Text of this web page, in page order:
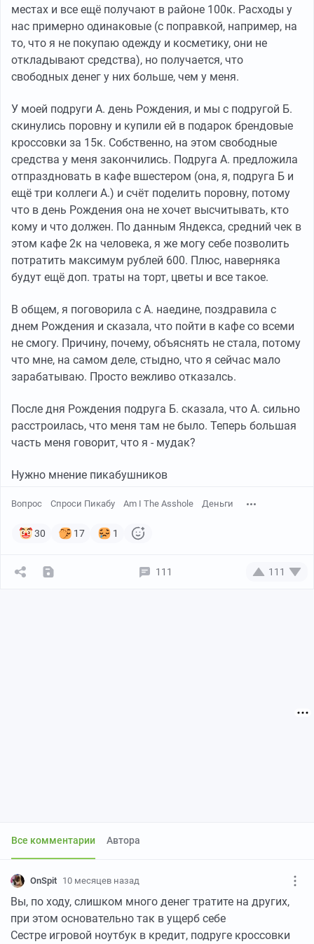
местах и все ещё получают в районе 100к. Расходы у
нас примерно одинаковые (с поправкой, например, на
то, что я не покупаю одежду и косметику, они не
откладывают средства), но получается, что
свободных денег у них больше, чем у меня.
У моей подруги А. день Рождения, и мы с подругой Б.
скинулись поровну и купили ей в подарок брендовые
кроссовки за 15к. Собственно, на этом свободные
средства у меня закончились. Подруга А. предложила
отпраздновать в кафе вшестером (она, я, подруга Б и
ещё три коллеги А.) и счёт поделить поровну, потому
что в день Рождения она не хочет высчитывать, кто
кому и что должен. По данным Яндекса, средний чек в
этом кафе 2к на человека, я же могу себе позволить
потратить максимум рублей 600. Плюс, наверняка
будут ещё доп. траты на торт, цветы и все такое.
В общем, я поговорила с А. наедине, поздравила с
днем Рождения и сказала, что пойти в кафе со всеми
не смогу. Причину, почему, объяснять не стала, потому
что мне, на самом деле, стыдно, что я сейчас мало
зарабатываю. Просто вежливо отказалсь.
После дня Рождения подруга Б. сказала, что А. сильно
расстроилась, что меня там не было. Теперь большая
часть меня говорит, что я - мудак?
Нужно мнение пикабушников
Вопрос Спроси Пикабу Am I The Asshole Деньги
30 17 1
111 111
Все комментарии Автора
OnSpit 10 месяцев назад
Вы, по ходу, слишком много денег тратите на других,
при этом основательно так в ущерб себе
Сестре игровой ноутбук в кредит, подруге кроссовки